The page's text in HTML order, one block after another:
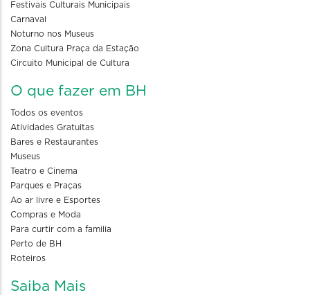
Festivais Culturais Municipais
Carnaval
Noturno nos Museus
Zona Cultura Praça da Estação
Circuito Municipal de Cultura
O que fazer em BH
Todos os eventos
Atividades Gratuitas
Bares e Restaurantes
Museus
Teatro e Cinema
Parques e Praças
Ao ar livre e Esportes
Compras e Moda
Para curtir com a familia
Perto de BH
Roteiros
Saiba Mais